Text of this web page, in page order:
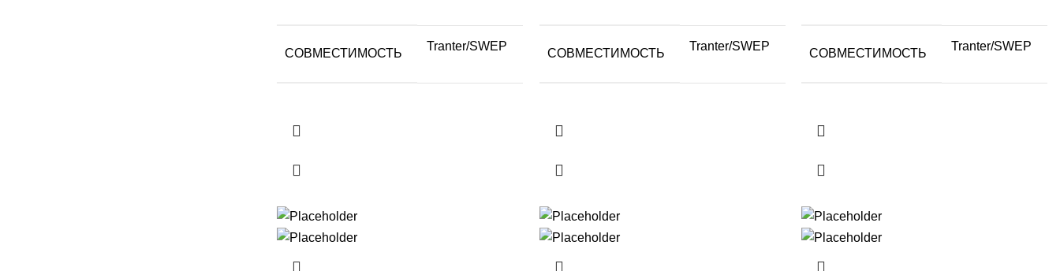
СОВМЕСТИМОСТЬ
Tranter/SWEP
СОВМЕСТИМОСТЬ
Tranter/SWEP
СОВМЕСТИМОСТЬ
Tranter/SWEP